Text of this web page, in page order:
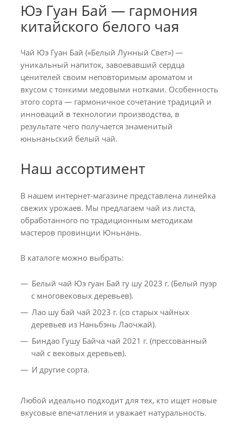
Юэ Гуан Бай — гармония
китайского белого чая
Чай Юэ Гуан Бай («Белый Лунный Свет») —
уникальный напиток, завоевавший сердца
ценителей своим неповторимым ароматом и
вкусом с тонкими медовыми нотками. Особенность
этого сорта — гармоничное сочетание традиций и
инноваций в технологии производства, в
результате чего получается знаменитый
юньнаньский белый чай.
Наш ассортимент
В нашем интернет-магазине представлена линейка
свежих урожаев. Мы предлагаем чай из листа,
обработанного по традиционным методикам
мастеров провинции Юньнань.
В каталоге можно выбрать:
Белый чай Юэ гуан Бай гу шу 2023 г. (Белый пуэр
с многовековых деревьев).
Лао шу бай чай 2023 г. (со старых чайных
деревьев из Наньбэнь Лаочжай).
Биндао Гушу Байча чай 2021 г. (прессованный
чай с вековых деревьев).
И другие сорта.
Любой идеально подходит для тех, кто ищет новые
вкусовые впечатления и уважает натуральность.